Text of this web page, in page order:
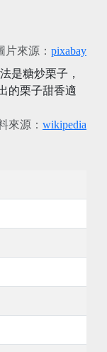
片來源： pixabay
是糖炒栗子，
的栗子甜香適
來源： wikipedia